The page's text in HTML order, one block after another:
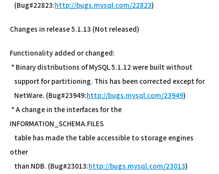
(Bug#22823:http://bugs.mysql.com/22823)
Changes in release 5.1.13 (Not released)
Functionality added or changed:
* Binary distributions of MySQL 5.1.12 were built without
support for partitioning. This has been corrected except for
NetWare. (Bug#23949:http://bugs.mysql.com/23949)
* A change in the interfaces for the
INFORMATION_SCHEMA.FILES
table has made the table accessible to storage engines
other
than NDB. (Bug#23013:http://bugs.mysql.com/23013)